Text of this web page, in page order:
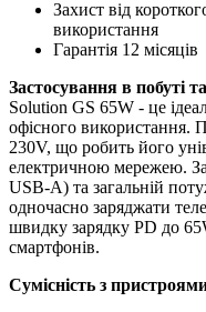
Захист від
використання
Гарантія 12 місяців
Застосування в побуті
Solution GS 65W - це
офісного використання.
230V, що робить його
електричною мережею.
USB-A) та загальній
одночасно заряджати
швидку зарядку PD до
смартфонів.
Сумісність з